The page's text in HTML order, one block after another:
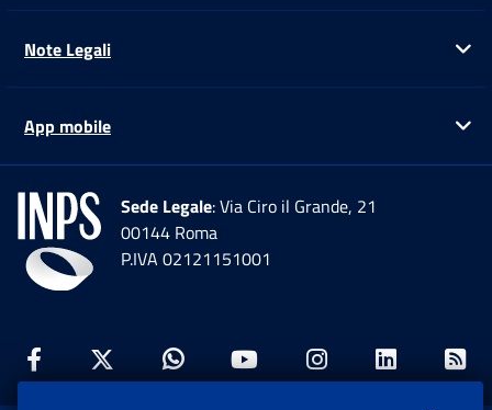
Note Legali
App mobile
Sede Legale: Via Ciro il Grande, 21
00144 Roma
P.IVA 02121151001
Facebook: Apre una nuova finestra
Twitter: Apre una nuova finestra
Whatsapp: Apre una nuova
Youtube: Apre una
Instagram: